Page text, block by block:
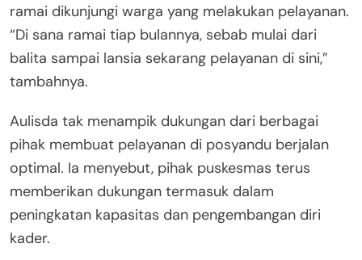
ramai dikunjungi warga yang melakukan pelayanan.
“Di sana ramai tiap bulannya, sebab mulai dari
balita sampai lansia sekarang pelayanan di sini,”
tambahnya.
Aulisda tak menampik dukungan dari berbagai
pihak membuat pelayanan di posyandu berjalan
optimal. Ia menyebut, pihak puskesmas terus
memberikan dukungan termasuk dalam
peningkatan kapasitas dan pengembangan diri
kader.